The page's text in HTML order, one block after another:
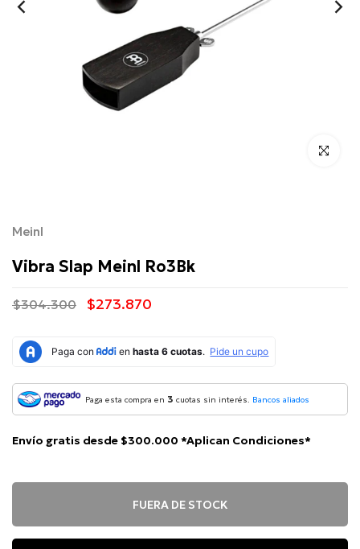
Click para
Meinl
Vibra Slap Meinl Ro3Bk
$304.300 $273.870
Paga esta compra en 3 cuotas sin interés. Bancos aliados
Envío gratis desde $300.000 *Aplican Condiciones*
FUERA DE STOCK